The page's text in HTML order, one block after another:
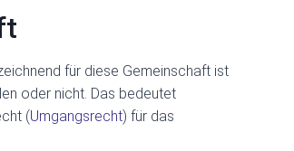
für diese Gemeinschaft ist
oder nicht. Das bedeutet
(Umgangsrecht) für das